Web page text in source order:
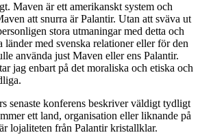
Maven är ett amerikanskt system och
att snurra är Palantir. Utan att sväva ut
stora utmaningar med detta och
med svenska relationer eller för den
använda just Maven eller ens Palantir.
jag enbart på det moraliska och etiska och
senaste konferens beskriver väldigt tydligt
ett land, organisation eller liknande på
lojaliteten från Palantir kristallklar.